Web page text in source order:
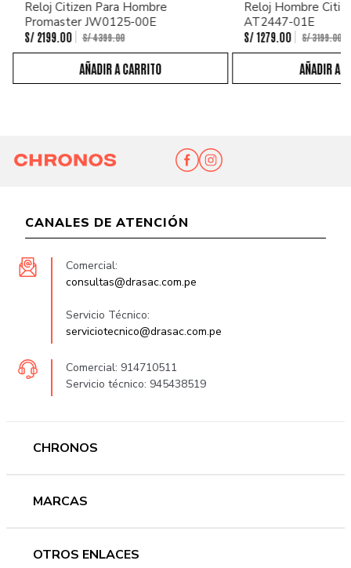
Reloj Citizen Para Hombre
Promaster JW0125-00E
S/ 2199. 00 S/4399.00
Reloj Hombre
AT2447-01E
S/ 1279 00 S/3199.00
CANALES DE ATENCIÓN
Comercial:
consultas@drasac.com.pe
Servicio Técnico:
serviciotecnico@drasac.com.pe
Comercial: 914710511
Servicio técnico: 945438519
CHRONOS
Hombre
Ofertas
MARCAS
Versace
OTROS ENLACES